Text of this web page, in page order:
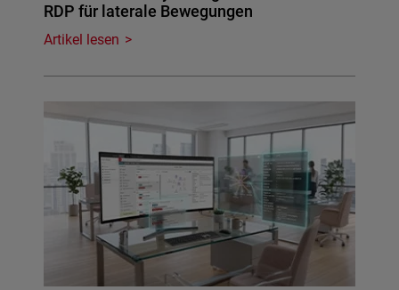
RDP für laterale Bewegungen
Artikel lesen